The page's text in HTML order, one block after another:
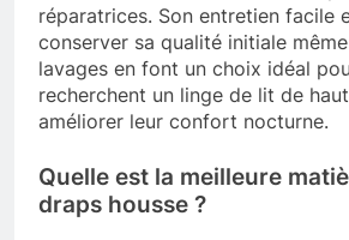
réparatrices. Son entretien facile
conserver sa qualité initiale
lavages en font un choix idéal
recherchent un linge de lit de
améliorer leur confort nocturne.
Quelle est la meilleure
draps housse ?